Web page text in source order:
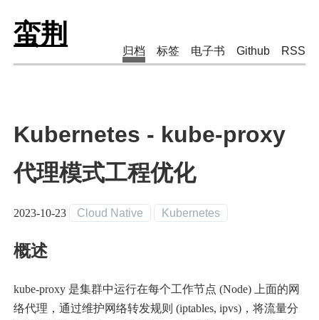
蛮荆
归档 标签 电子书 Github RSS
Kubernetes - kube-proxy
代理模式工程优化
2023-10-23 Cloud Native Kubernetes
概述
kube-proxy 是集群中运行在每个工作节点 (Node) 上面的网
络代理，通过维护网络转发规则 (iptables, ipvs)，将流量分